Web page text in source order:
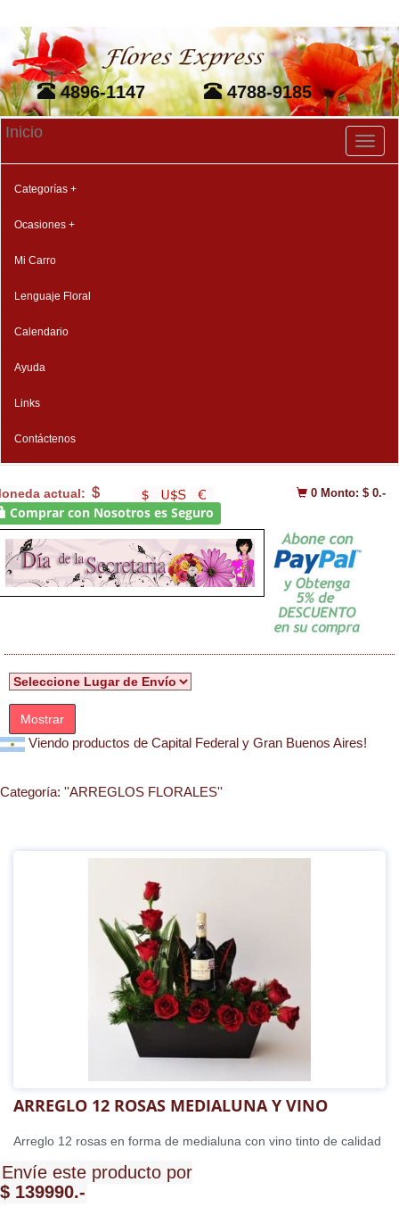
4896-1147 4788-9185
Inicio
Categorías +
Ocasiones +
Mi Carro
Lenguaje Floral
Calendario
Ayuda
Links
Contáctenos
actual: 0 Monto: $ 0.-
Comprar con Nosotros es Seguro
Mostrar
Viendo productos de Capital Federal y Gran Buenos Aires!
Categoría: ''ARREGLOS FLORALES''
ARREGLO 12 ROSAS MEDIALUNA Y VINO
Arreglo 12 rosas en forma de medialuna con vino tinto de calidad
Envíe este producto por
$ 139990.-